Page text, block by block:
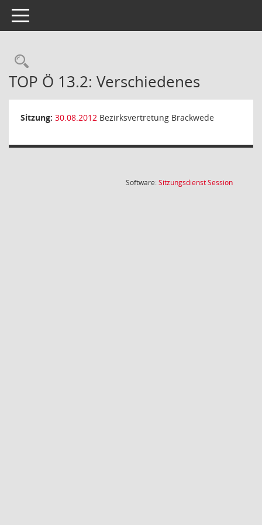
Toggle navigation
Rechercheauswahl
TOP Ö 13.2: Verschiedenes
Sitzung: 30.08.2012 Bezirksvertretung Brackwede
Software:SitzungsdienstSession(Wird in